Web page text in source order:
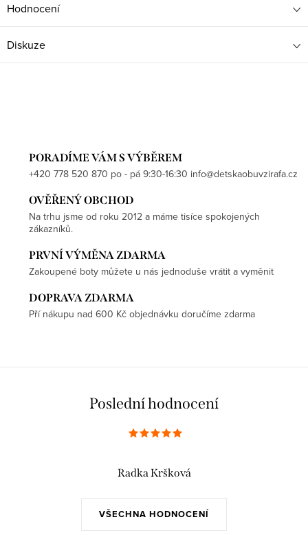
Hodnocení
Diskuze
PORADÍME VÁM S VÝBĚREM
+420 778 520 870 po - pá 9:30-16:30 info@detskaobuvzirafa.cz
OVĚŘENÝ OBCHOD
Na trhu jsme od roku 2012 a máme tisíce spokojených
zákazníků.
PRVNÍ VÝMĚNA ZDARMA
Zakoupené boty můžete u nás jednoduše vrátit a vyměnit
DOPRAVA ZDARMA
Pří nákupu nad 600 Kč objednávku doručíme zdarma
Poslední hodnocení
VŠECHNA HODNOCENÍ
Radka Kršková